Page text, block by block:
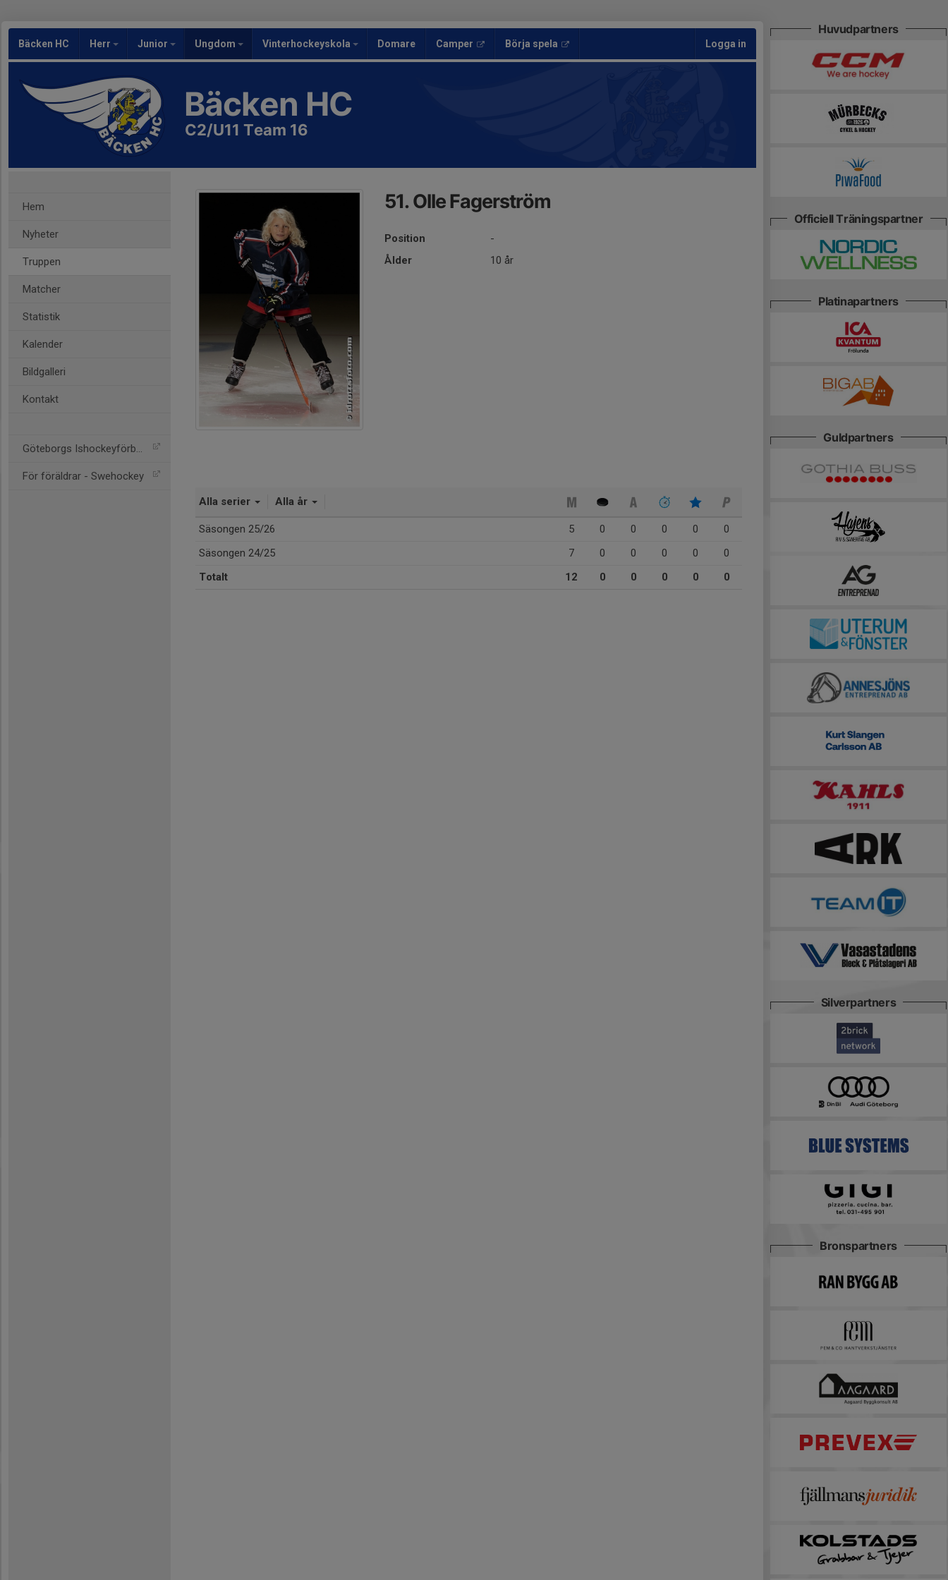
Bäcken HC Herr Junior Ungdom Vinterhockeyskola Domare Camper Börja spela Logga in
Bäcken HC
C2/U11 Team 16
Hem
Nyheter
Truppen
Matcher
Statistik
Kalender
Bildgalleri
Kontakt
Göteborgs Ishockeyförbund
För föräldrar - Swehockey
51. Olle Fagerström
Position
-
Ålder
10 år
Alla serier Alla år
Säsongen 25/26 5 0 0 0 0
0
Säsongen 24/25
7 0 0 0 0
0
Totalt
12 0 0 0 0 0
Huvudpartners
Officiell Träningspartner
Platinapartners
Guldpartners
Silverpartners
Bronspartners